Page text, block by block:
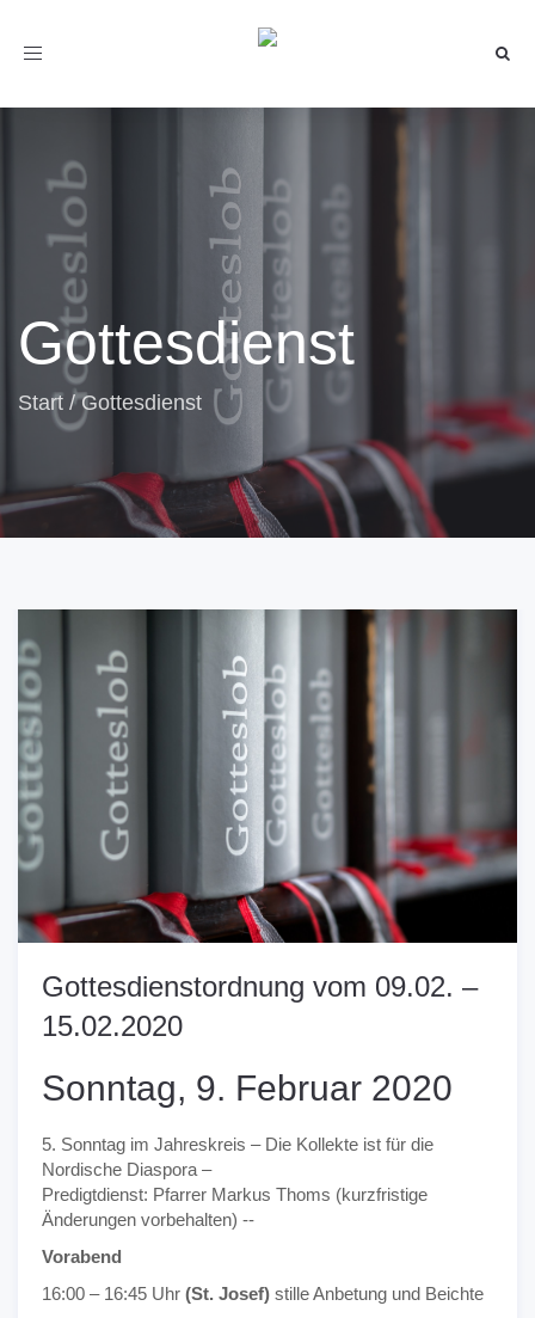
Toggle
Gottesdienst
Start /Gottesdienst
Gottesdienstordnung vom 09.02. –
15.02.2020
Sonntag, 9. Februar 2020
5. Sonntag im Jahreskreis – Die Kollekte ist für die
Nordische Diaspora –
Predigtdienst: Pfarrer Markus Thoms (kurzfristige
Änderungen vorbehalten) --
Vorabend
16:00 – 16:45 Uhr (St. Josef) stille Anbetung und Beichte